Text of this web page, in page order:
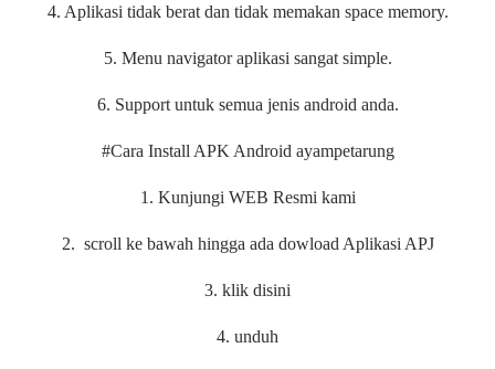
4. Aplikasi tidak berat dan tidak memakan space memory.
5. Menu navigator aplikasi sangat simple.
6. Support untuk semua jenis android anda.
#Cara Install APK Android ayampetarung
1. Kunjungi WEB Resmi kami
2. scroll ke bawah hingga ada dowload Aplikasi APJ
3. klik disini
4. unduh